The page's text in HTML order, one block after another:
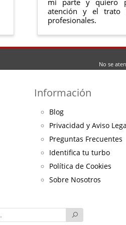
atención y el trato
profesionales.
No se
Información
Blog
Privacidad y Aviso
Preguntas Frecuentes
Identifica tu turbo
Política de Cookies
Sobre Nosotros